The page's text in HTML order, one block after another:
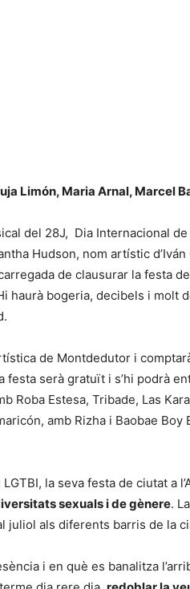
Limón, Maria Arnal, Marcel
del 28J, Dia Internacional
Hudson, nom artístic
de clausurar la festa
haurà bogeria, decibels i molt
de Montdedutor i
festa serà gratuït i s’hi podrà
Estesa, Tribade, Las
amb Rizha i Baobae
la seva festa de ciutat a
sexuals i de gènere.
juliol als diferents barris de
i en què es banalitza